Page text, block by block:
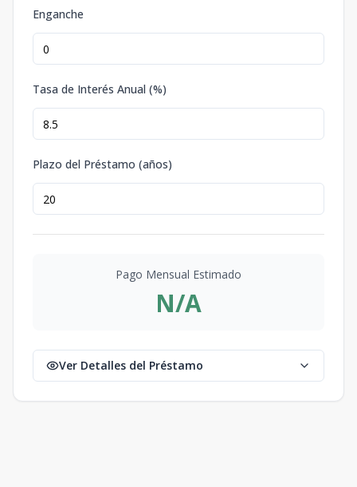
Enganche
Tasa de Interés Anual (%)
Plazo del Préstamo (años)
Pago Mensual Estimado
N/A
Ver Detalles del Préstamo